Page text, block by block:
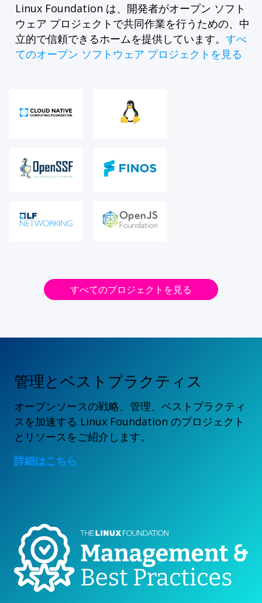
Linux Foundation は、開発者がオープン ソフト
ウェア プロジェクトで共同作業を行うための、中
立的で信頼できるホームを提供しています。 すべ
てのオープン ソフトウェア プロジェクトを見る
すべてのプロジェクトを見る
管理とベストプラクティス
オープンソースの戦略、管理、ベストプラクティ
スを加速する Linux Foundation のプロジェクト
とリソースをご紹介します。
詳細はこちら